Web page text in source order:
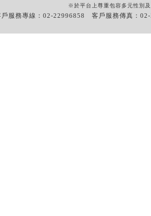
※於平台上尊重包容多元性別
戶服務專線：02-22996858 客戶服務傳真：